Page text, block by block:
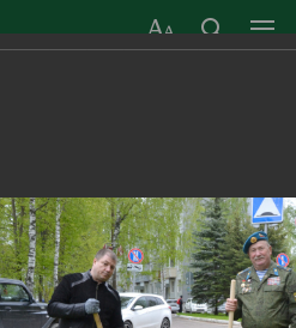
САМОУПРАВЛЕНИЯ
г. Радужный, 1 квартал, д.55
Адрес здания администрации
radugn@avo.ru